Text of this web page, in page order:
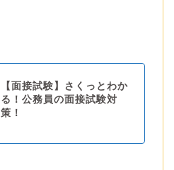
【面接試験】さくっとわか
る！公務員の面接試験対
策！